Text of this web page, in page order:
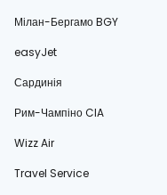
Мілан-Бергамо BGY
easyJet
Сардинія
Рим-Чампіно CIA
Wizz Air
Travel Service